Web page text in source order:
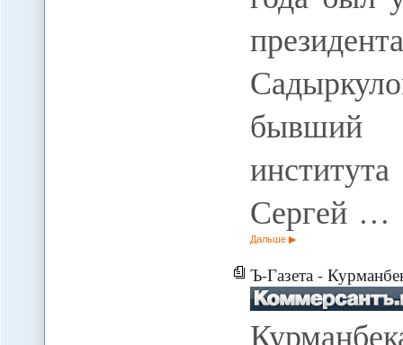
бывший
Сергей …
Дальше
Ъ-Газета -